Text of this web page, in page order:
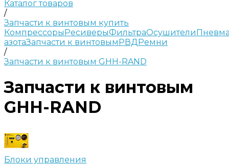
Каталог товаров
/
Запчасти к винтовым купить
КомпрессорыРесиверыФильтраОсушители
азотаЗапчасти к винтовымРВДРемни
/
Запчасти к винтовым GHH-RAND
Запчасти к винтовым
GHH-RAND
Блоки управления